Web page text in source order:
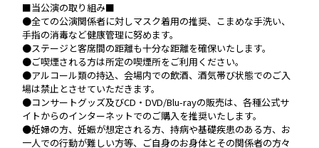
■当公演の取り組み■
●全ての公演関係者に対しマスク着用の推奨、こまめな手洗い、
手指の消毒など健康管理に努めます。
●ステージと客席間の距離も十分な距離を確保いたします。
●ご喫煙される方は所定の喫煙所をご利用ください。
●アルコール類の持込、会場内での飲酒、酒気帯び状態でのご入
場は禁止とさせていただきます。
●コンサートグッズ及びCD・DVD/Blu-rayの販売は、各種公式サ
イトからのインターネットでのご購入を推奨いたします。
●妊婦の方、妊娠が想定される方、持病や基礎疾患のある方、お
一人での行動が難しい方等、ご自身のお身体とその関係者の方々